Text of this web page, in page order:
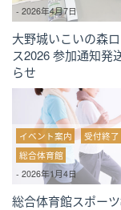
-2026年4月7日
大野城いこいの森
ス2026 参加通知発
らせ
イベント案内
受付終了
総合体育館
-2026年1月4日
総合体育館スポー